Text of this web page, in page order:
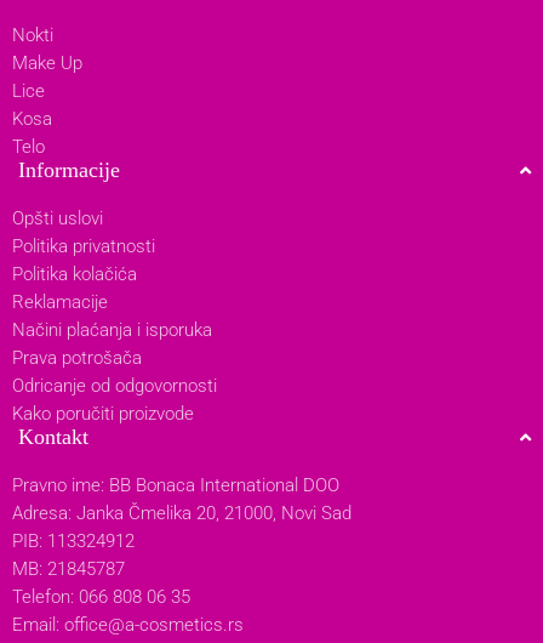
Nokti
Make Up
Lice
Kosa
Telo
Informacije
Opšti uslovi
Politika privatnosti
Politika kolačića
Reklamacije
Načini plaćanja i isporuka
Prava potrošača
Odricanje od odgovornosti
Kako poručiti proizvode
Kontakt
Pravno ime: BB Bonaca International DOO
Adresa: Janka Čmelika 20, 21000, Novi Sad
PIB: 113324912
MB: 21845787
Telefon: 066 808 06 35
Email: office@a-cosmetics.rs